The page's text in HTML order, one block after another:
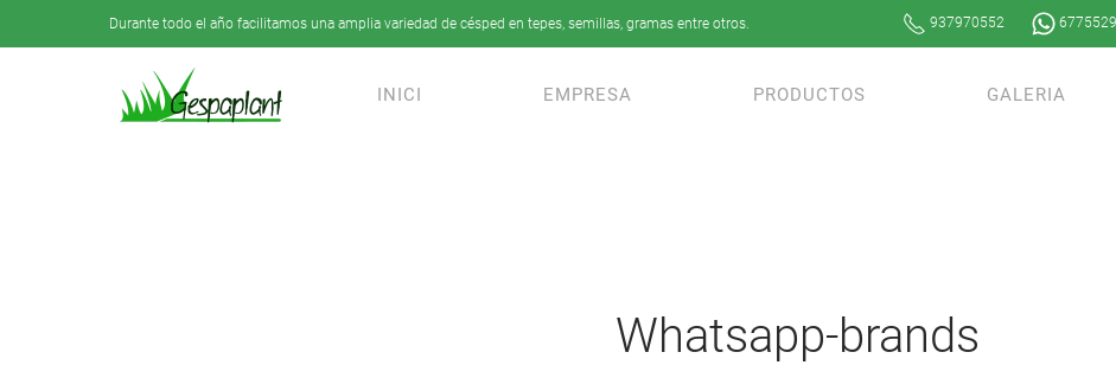
Skip to main content
Durante todo el año facilitamos una amplia variedad de césped en tepes, semillas, gramas entre otros. 937970552
INICI EMPRESA PRODUCTOS GALERIA
whatsapp-brands